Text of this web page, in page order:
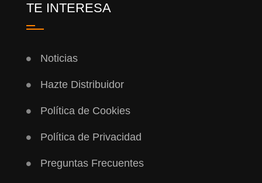
TE INTERESA
Noticias
Hazte Distribuidor
Política de Cookies
Política de Privacidad
Preguntas Frecuentes